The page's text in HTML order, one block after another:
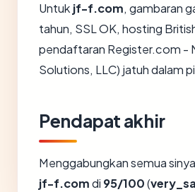
Untuk jf-f.com, gambaran
tahun, SSL OK, hosting
pendaftaran Register.com -
Solutions, LLC) jatuh dalam
Pendapat akhir
Menggabungkan semua
jf-f.comdi 95/100(